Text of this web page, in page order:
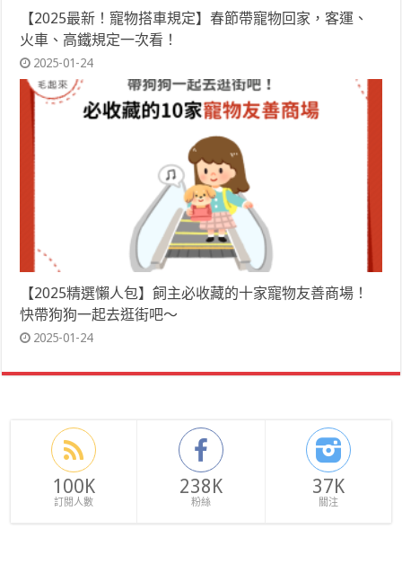
【2025最新！寵物搭車規定】春節帶寵物回家，客運、
火車、高鐵規定一次看！
2025-01-24
【2025精選懶人包】飼主必收藏的十家寵物友善商場！
快帶狗狗一起去逛街吧～
2025-01-24
100K
訂閱人數
238K
粉絲
37K
關注